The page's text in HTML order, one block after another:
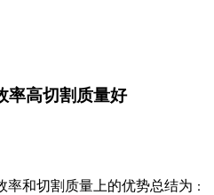
率高切割质量好
率和切割质量上的优势总结为 ：